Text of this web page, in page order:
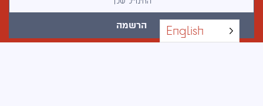
Email address
הרשמה English